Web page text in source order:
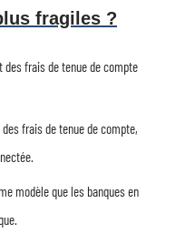
fragiles ?
des frais de tenue de compte
frais de tenue de compte,
modèle que les banques en